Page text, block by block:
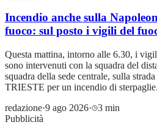
Incendio anche sulla
fuoco: sul posto i vigili del
Questa mattina, intorno alle 6.30, i
sono intervenuti con la squadra del
squadra della sede centrale, sulla
TRIESTE per un incendio di
redazione·9 ago 2026·
3 min
Pubblicità